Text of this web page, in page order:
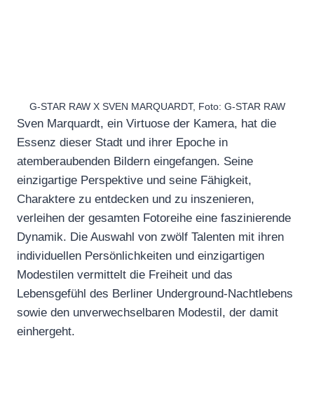
G-STAR RAW X SVEN MARQUARDT, Foto: G-STAR RAW
Sven Marquardt, ein Virtuose der Kamera, hat die
Essenz dieser Stadt und ihrer Epoche in
atemberaubenden Bildern eingefangen. Seine
einzigartige Perspektive und seine Fähigkeit,
Charaktere zu entdecken und zu inszenieren,
verleihen der gesamten Fotoreihe eine faszinierende
Dynamik. Die Auswahl von zwölf Talenten mit ihren
individuellen Persönlichkeiten und einzigartigen
Modestilen vermittelt die Freiheit und das
Lebensgefühl des Berliner Underground-Nachtlebens
sowie den unverwechselbaren Modestil, der damit
einhergeht.